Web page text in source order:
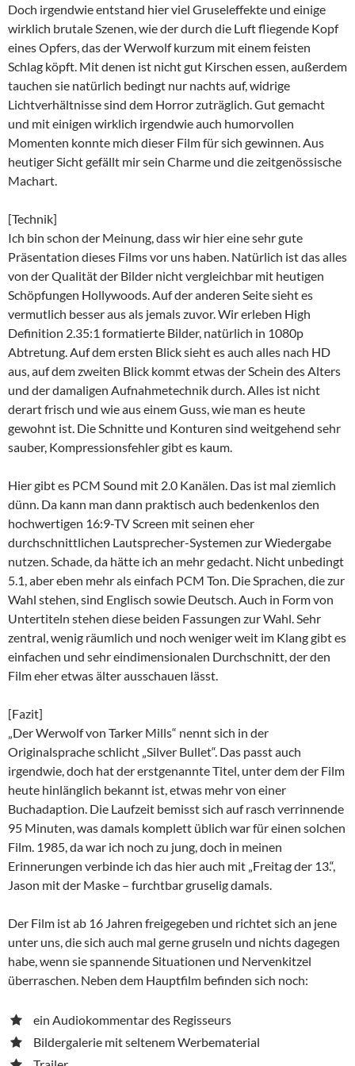
Doch irgendwie entstand hier viel Gruseleffekte und einige
wirklich brutale Szenen, wie der durch die Luft fliegende Kopf
eines Opfers, das der Werwolf kurzum mit einem feisten
Schlag köpft. Mit denen ist nicht gut Kirschen essen, außerdem
tauchen sie natürlich bedingt nur nachts auf, widrige
Lichtverhältnisse sind dem Horror zuträglich. Gut gemacht
und mit einigen wirklich irgendwie auch humorvollen
Momenten konnte mich dieser Film für sich gewinnen. Aus
heutiger Sicht gefällt mir sein Charme und die zeitgenössische
Machart.
[Technik]
Ich bin schon der Meinung, dass wir hier eine sehr gute
Präsentation dieses Films vor uns haben. Natürlich ist das alles
von der Qualität der Bilder nicht vergleichbar mit heutigen
Schöpfungen Hollywoods. Auf der anderen Seite sieht es
vermutlich besser aus als jemals zuvor. Wir erleben High
Definition 2.35:1 formatierte Bilder, natürlich in 1080p
Abtretung. Auf dem ersten Blick sieht es auch alles nach HD
aus, auf dem zweiten Blick kommt etwas der Schein des Alters
und der damaligen Aufnahmetechnik durch. Alles ist nicht
derart frisch und wie aus einem Guss, wie man es heute
gewohnt ist. Die Schnitte und Konturen sind weitgehend sehr
sauber, Kompressionsfehler gibt es kaum.
Hier gibt es PCM Sound mit 2.0 Kanälen. Das ist mal ziemlich
dünn. Da kann man dann praktisch auch bedenkenlos den
hochwertigen 16:9-TV Screen mit seinen eher
durchschnittlichen Lautsprecher-Systemen zur Wiedergabe
nutzen. Schade, da hätte ich an mehr gedacht. Nicht unbedingt
5.1, aber eben mehr als einfach PCM Ton. Die Sprachen, die zur
Wahl stehen, sind Englisch sowie Deutsch. Auch in Form von
Untertiteln stehen diese beiden Fassungen zur Wahl. Sehr
zentral, wenig räumlich und noch weniger weit im Klang gibt es
einfachen und sehr eindimensionalen Durchschnitt, der den
Film eher etwas älter ausschauen lässt.
[Fazit]
„Der Werwolf von Tarker Mills“ nennt sich in der
Originalsprache schlicht „Silver Bullet“. Das passt auch
irgendwie, doch hat der erstgenannte Titel, unter dem der Film
heute hinlänglich bekannt ist, etwas mehr von einer
Buchadaption. Die Laufzeit bemisst sich auf rasch verrinnende
95 Minuten, was damals komplett üblich war für einen solchen
Film. 1985, da war ich noch zu jung, doch in meinen
Erinnerungen verbinde ich das hier auch mit „Freitag der 13.“,
Jason mit der Maske – furchtbar gruselig damals.
Der Film ist ab 16 Jahren freigegeben und richtet sich an jene
unter uns, die sich auch mal gerne gruseln und nichts dagegen
habe, wenn sie spannende Situationen und Nervenkitzel
überraschen. Neben dem Hauptfilm befinden sich noch:
ein Audiokommentar des Regisseurs
Bildergalerie mit seltenem Werbematerial